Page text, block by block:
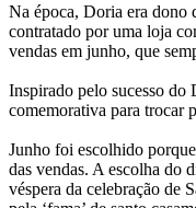
Na época, Doria era dono
contratado por uma loja
vendas em junho, que
Inspirado pelo sucesso do
comemorativa para trocar
Junho foi escolhido
das vendas. A escolha do
véspera da celebração de